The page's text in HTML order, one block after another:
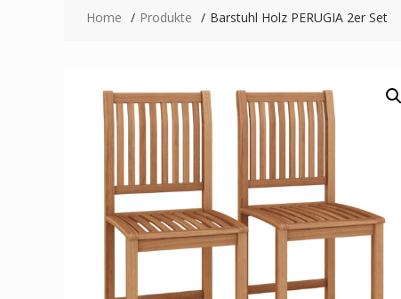
Home Produkte Barstuhl Holz PERUGIA 2er Set